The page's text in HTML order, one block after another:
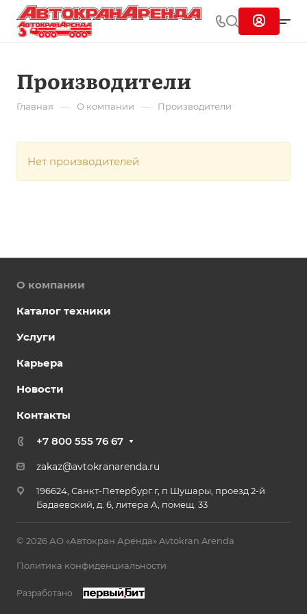
Производители
Главная — О компании — Производители
Нет производителей
О компании
Каталог техники
Услуги
Карьера
Новости
Контакты
+7 800 555 76 67
zakaz@avtokranarenda.ru
196624, Санкт-Петербург г, п Шушары, проезд 2-й
Бадаевский, д. 6, литера А, помещ. 33
© 2026 АО «Автокран Аренда» Avtokran Arenda
Политика конфиденциальности
Разработано